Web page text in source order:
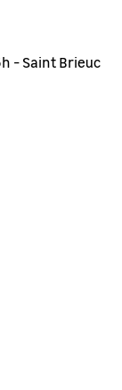
- Saint Brieuc